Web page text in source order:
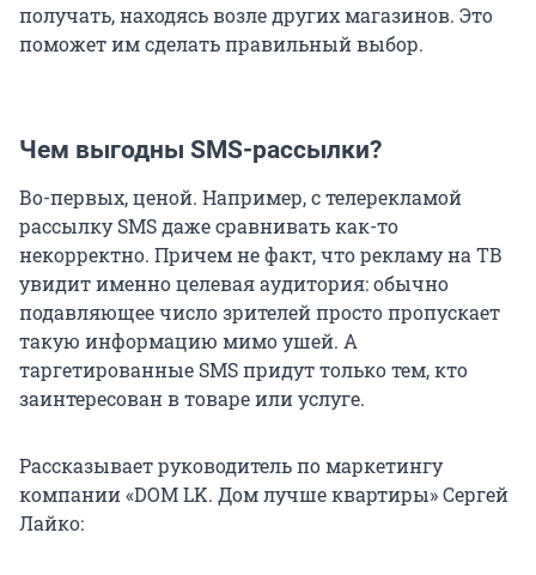
получать, находясь возле других магазинов. Это
поможет им сделать правильный выбор.
Чем выгодны SMS-рассылки?
Во-первых, ценой. Например, с телерекламой
рассылку SMS даже сравнивать как-то
некорректно. Причем не факт, что рекламу на ТВ
увидит именно целевая аудитория: обычно
подавляющее число зрителей просто пропускает
такую информацию мимо ушей. А
таргетированные SMS придут только тем, кто
заинтересован в товаре или услуге.
Рассказывает руководитель по маркетингу
компании «DOM LK. Дом лучше квартиры» Сергей
Лайко: